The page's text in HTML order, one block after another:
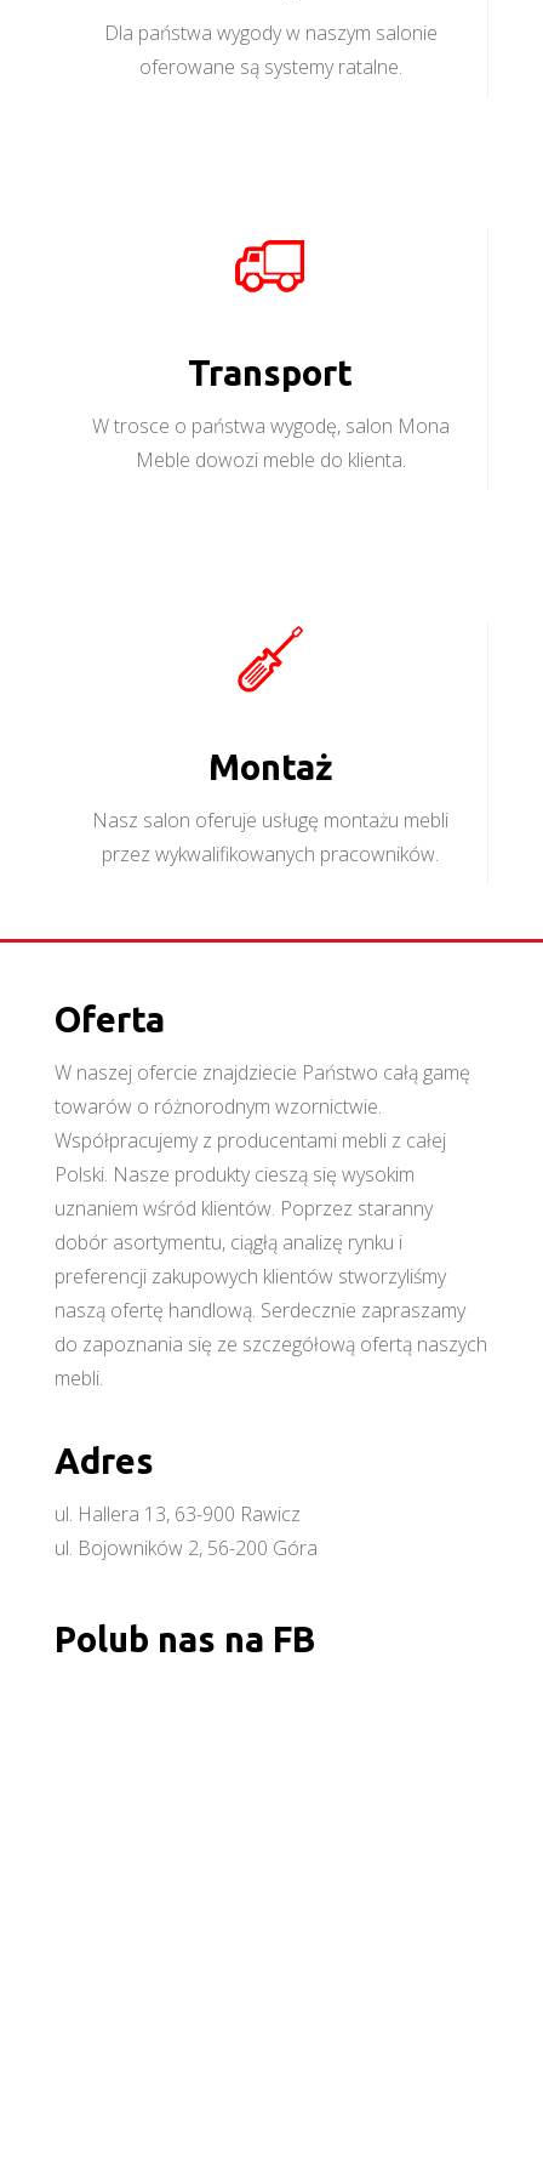
Dla państwa wygody w naszym salonie
oferowane są systemy ratalne.
Transport
W trosce o państwa wygodę, salon Mona
Meble dowozi meble do klienta.
Montaż
Nasz salon oferuje usługę montażu mebli
przez wykwalifikowanych pracowników.
Oferta
W naszej ofercie znajdziecie Państwo całą gamę
towarów o różnorodnym wzornictwie.
Współpracujemy z producentami mebli z całej
Polski. Nasze produkty cieszą się wysokim
uznaniem wśród klientów. Poprzez staranny
dobór asortymentu, ciągłą analizę rynku i
preferencji zakupowych klientów stworzyliśmy
naszą ofertę handlową. Serdecznie zapraszamy
do zapoznania się ze szczegółową ofertą naszych
mebli.
Adres
ul. Hallera 13, 63-900 Rawicz
ul. Bojowników 2, 56-200 Góra
Polub nas na FB